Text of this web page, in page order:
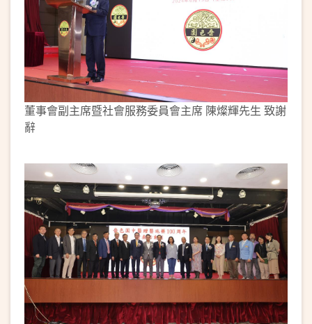
董事會副主席暨社會服務委員會主席 陳燦輝先生 致謝
辭